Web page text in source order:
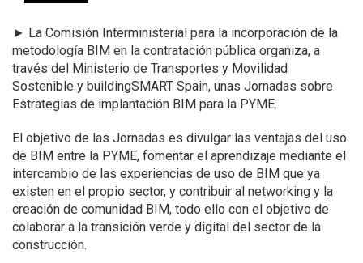
► La Comisión Interministerial para la incorporación de la
metodología BIM en la contratación pública organiza, a
través del Ministerio de Transportes y Movilidad
Sostenible y buildingSMART Spain, unas Jornadas sobre
Estrategias de implantación BIM para la PYME.
El objetivo de las Jornadas es divulgar las ventajas del uso
de BIM entre la PYME, fomentar el aprendizaje mediante el
intercambio de las experiencias de uso de BIM que ya
existen en el propio sector, y contribuir al networking y la
creación de comunidad BIM, todo ello con el objetivo de
colaborar a la transición verde y digital del sector de la
construcción.